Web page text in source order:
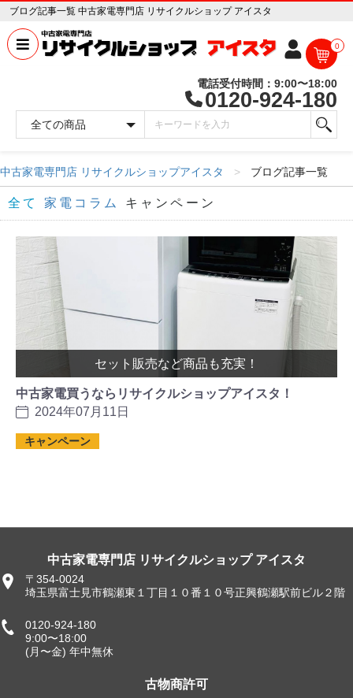
ブログ記事一覧 中古家電専門店 リサイクルショップ アイスタ
0
電話受付時間：9:00〜18:00
0120-924-180
中古家電専門店 リサイクルショップアイスタ ブログ記事一覧
全て 家電コラム キャンペーン
セット販売など商品も充実！
中古家電買うならリサイクルショップアイスタ！
2024年07月11日
キャンペーン
中古家電専門店 リサイクルショップ アイスタ
〒354-0024
埼玉県富士見市鶴瀬東１丁目１０番１０号正興鶴瀬駅前ビル２階
0120-924-180
9:00〜18:00
(月〜金) 年中無休
古物商許可